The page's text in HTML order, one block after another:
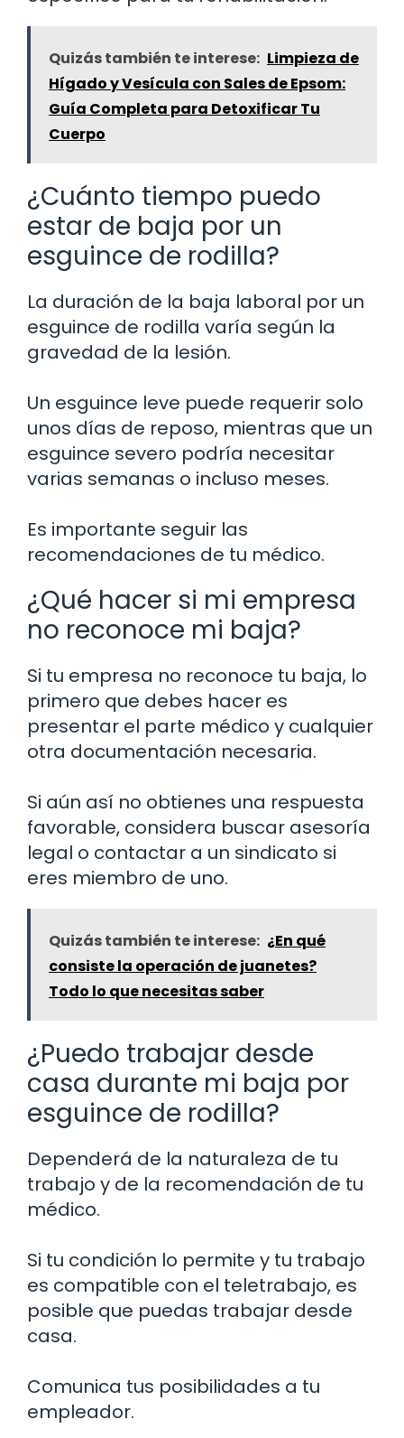
Quizás también te interese: Limpieza de
Hígado y Vesícula con Sales de Epsom:
Guía Completa para Detoxificar Tu
Cuerpo
¿Cuánto tiempo puedo
estar de baja por un
esguince de rodilla?
La duración de la baja laboral por un
esguince de rodilla varía según la
gravedad de la lesión.
Un esguince leve puede requerir solo
unos días de reposo, mientras que un
esguince severo podría necesitar
varias semanas o incluso meses.
Es importante seguir las
recomendaciones de tu médico.
¿Qué hacer si mi empresa
no reconoce mi baja?
Si tu empresa no reconoce tu baja, lo
primero que debes hacer es
presentar el parte médico y cualquier
otra documentación necesaria.
Si aún así no obtienes una respuesta
favorable, considera buscar asesoría
legal o contactar a un sindicato si
eres miembro de uno.
Quizás también te interese: ¿En qué
consiste la operación de juanetes?
Todo lo que necesitas saber
¿Puedo trabajar desde
casa durante mi baja por
esguince de rodilla?
Dependerá de la naturaleza de tu
trabajo y de la recomendación de tu
médico.
Si tu condición lo permite y tu trabajo
es compatible con el teletrabajo, es
posible que puedas trabajar desde
casa.
Comunica tus posibilidades a tu
empleador.